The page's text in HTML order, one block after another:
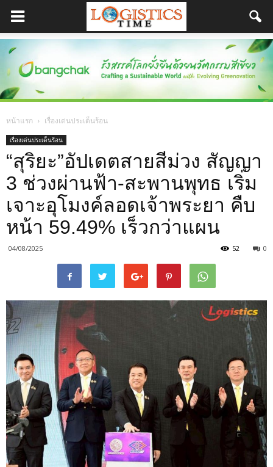
หน้าแรก เรื่องเด่นประเด็นร้อน
เรื่องเด่นประเด็นร้อน
“สุริยะ”อัปเดตสายสีม่วง สัญญา
3 ช่วงผ่านฟ้า-สะพานพุทธ เริ่ม
เจาะอุโมงค์ลอดเจ้าพระยา คืบ
หน้า 59.49% เร็วกว่าแผน
04/08/2025 0
52